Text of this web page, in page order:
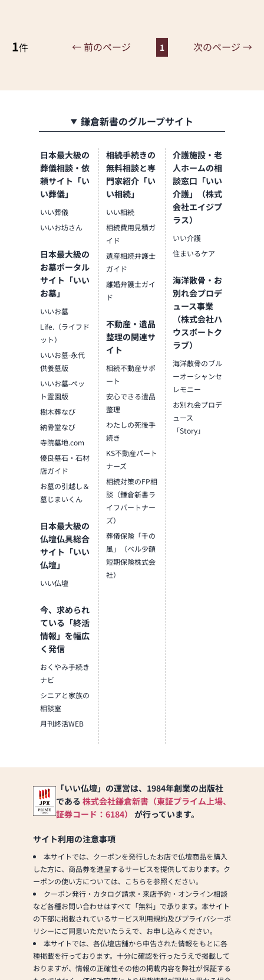
3,000基のお墓を納めていま
す。「お仏壇のはせがわ」
案しております。ご自身、
ついて、迷うことや、お困
りのことなどございました
ください。店内にはお仏
壇・お仏具・お位牌・お線
香・お念珠等、豊富にご用
意しております。1,000種類
以上の組み合わせの中から
お客様に合ったお仏壇・お
仏具をご提案いたします。
≪「カリモク家具」との協
同開発≫
お仏壇のはせがわは、日本
を代表する家具メーカー
「カリモク家具」との協同
開発で、現代の住宅にあっ
たモダンなお仏壇を作って
います。他にも国内の家具
専門メーカーと作り上げた
お仏壇コレクションがあ
り、祈る人と偲ぶ人をつな
ぐ新しいカタチを提案しま
≪はせがわ店舗サービスの
ご案内≫
●仏壇・仏具・お墓・相
続・遺品整理のご相談
●ご来店予約(ページ内の
「来店予約ボタン」からお
申込ください)
●お電話(ご相談や商品のご
注文を承ります。お電話時
に「いい仏壇を見た」とお
伝えください)
●訪問(はせがわの専門スタ
ッフがご相談や商品ご購入
のお手続きを致します)
≪お仏壇のはせがわよりお
客様へ≫
「仏壇や仏具をお探しでし
たら、ぜひお仏壇のはせが
わにお越しください。当店
は幅広い品揃えとリーズナ
ブルな価格でお客様をお迎
えしています。
仏壇には様々な種類がござ
います。伝統的な木製の仏
壇やモダンなデザインの仏
できます。仏壇の素材や彫
刻、仏像の種類も豊富にご
用意しておりますので、心
を見つけていただけます。
ります。位牌や線香、ろう
そくや花立てなど、お仏壇
のセットや個別のアイテム
も豊富に揃えております。
お好みやご自宅のお仏壇に
合わせて、お求めいただけ
ます。
当店の魅力は、品質と価格
のバランスです。品質に妥
協せず、お求めやすい価格
1件 ← 前のページ 1 次のページ →
鎌倉新書のグループサイト
日本最大級の
葬儀相談・依
頼サイト「い
い葬儀」
いい葬儀
いいお坊さん
日本最大級の
お墓ポータル
サイト「いい
お墓」
いいお墓
Life.（ライフド
ット）
いいお墓-永代
供養墓版
いいお墓-ペッ
ト霊園版
樹木葬なび
納骨堂なび
寺院墓地.com
優良墓石・石材
店ガイド
お墓の引越し＆
墓じまいくん
日本最大級の
仏壇仏具総合
サイト「いい
仏壇」
いい仏壇
今、求められ
ている「終活
情報」を幅広
く発信
おくやみ手続き
ナビ
シニアと家族の
相談室
月刊終活WEB
相続手続きの
無料相談と専
門家紹介「い
い相続」
いい相続
相続費用見積ガ
イド
遺産相続弁護士
ガイド
離婚弁護士ガイ
ド
不動産・遺品
整理の関連サ
イト
相続不動産サポ
ート
安心できる遺品
整理
わたしの死後手
続き
KS不動産パート
ナーズ
相続対策のFP相
談（鎌倉新書ラ
イフパートナー
ズ）
葬儀保険「千の
風」（ベル少額
短期保険株式会
社）
介護施設・老
人ホームの相
談窓口「いい
介護」（株式
会社エイジプ
ラス）
いい介護
住まいるケア
海洋散骨・お
別れ会プロデ
ュース事業
（株式会社ハ
ウスボートク
ラブ）
海洋散骨のブル
ーオーシャンセ
レモニー
お別れ会プロデ
ュース
「Story」
「いい仏壇」の運営は、1984年創業の出版社
である 株式会社鎌倉新書（東証プライム上場、
証券コード：6184） が行っています。
サイト利用の注意事項
本サイトでは、クーポンを発行したお店で仏壇商品を購入
した方に、商品券を進呈するサービスを提供しております。ク
ーポンの使い方については、こちらを参照ください。
クーポン発行・カタログ請求・来店予約・オンライン相談
など各種お問い合わせはすべて「無料」で承ります。本サイト
の下部に掲載されているサービス利用規約及びプライバシーポ
リシーにご同意いただいたうえで、お申し込みください。
本サイトでは、各仏壇店舗から申告された情報をもとに各
種掲載を行っております。十分に確認を行ったうえで掲載して
おりますが、情報の正確性その他の掲載内容を弊社が保証する